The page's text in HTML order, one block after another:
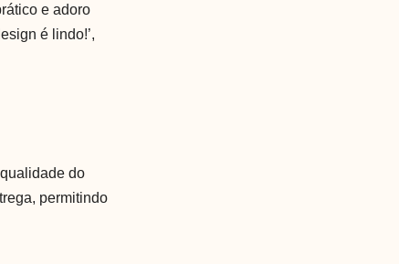
e adoro
é lindo!’,
do
permitindo